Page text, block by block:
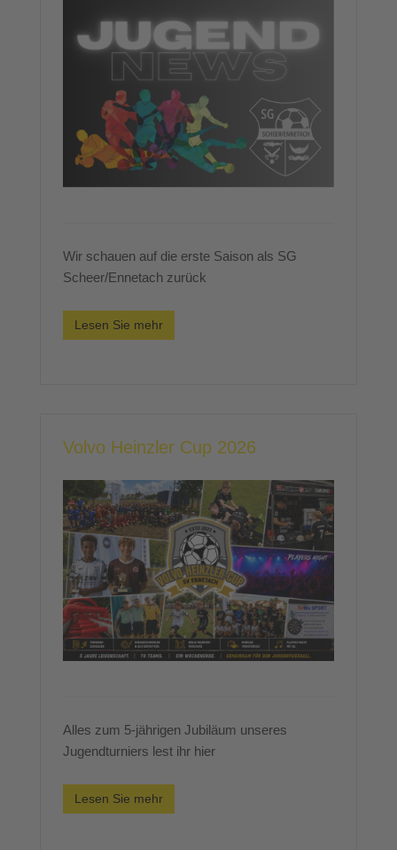
Wir schauen auf die erste Saison als SG
Scheer/Ennetach zurück
Lesen Sie mehr
Volvo Heinzler Cup 2026
Alles zum 5-jährigen Jubiläum unseres
Jugendturniers lest ihr hier
Lesen Sie mehr